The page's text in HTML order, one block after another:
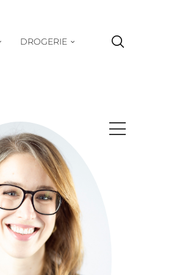
DROGERIE